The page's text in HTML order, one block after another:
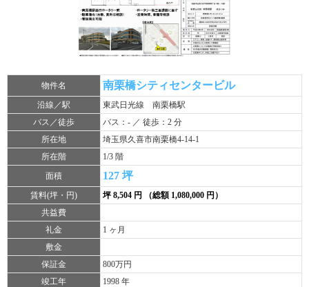
物件名 南栗橋シティセンタービル
沿線／駅
東武日光線 南栗橋駅
バス／徒歩
バス：- ／ 徒歩：2 分
所在地
埼玉県久喜市南栗橋4-14-1
所在階
1/3 階
面積
127 坪
賃料(坪・円)
坪 8,504 円 （総額 1,080,000 円）
共益費
礼金
1 ヶ月
敷金
保証金
800万円
竣工年
1998 年